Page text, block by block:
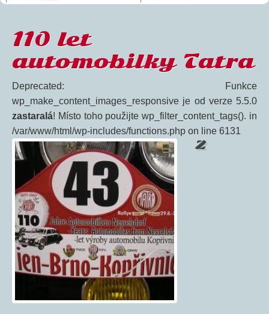
110 let
automobilky Tatra
Deprecated: Funkce
wp_make_content_images_responsive je od verze 5.5.0
zastaralá! Místo toho použijte wp_filter_content_tags(). in
/var/www/html/wp-includes/functions.php on line 6131
Z